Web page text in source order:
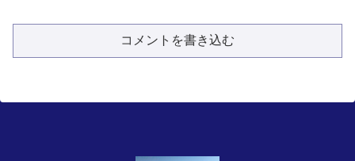
コメントを書き込む